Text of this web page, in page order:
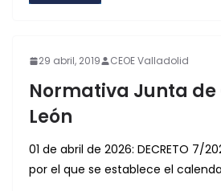
29 abril, 2019 CEOE Valladolid
Normativa Junta
León
01 de abril de 2026: DECRETO 7/
por el que se establece el